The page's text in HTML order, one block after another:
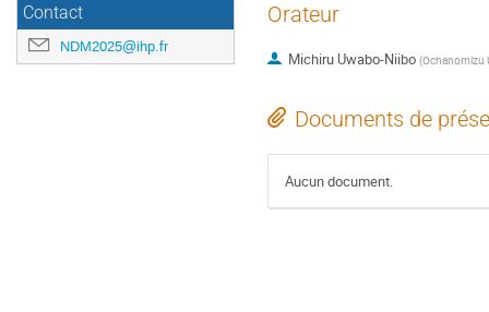
Contact
NDM2025@ihp.fr
Orateur
Michiru Uwabo-Niibo (Ochanomizu
Documents de
Aucun document.